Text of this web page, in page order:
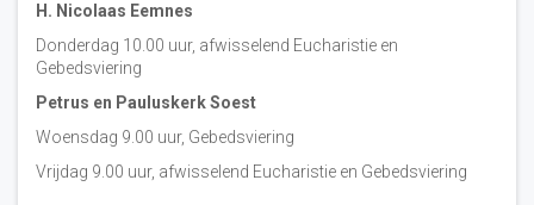
H. Nicolaas Eemnes
Donderdag 10.00 uur, afwisselend Eucharistie en
Gebedsviering
Petrus en Pauluskerk Soest
Woensdag 9.00 uur, Gebedsviering
Vrijdag 9.00 uur, afwisselend Eucharistie en Gebedsviering